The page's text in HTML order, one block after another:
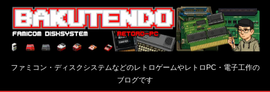
ファミコン・ディスクシステムなどのレトロゲームやレトロPC・電子工作の
ブログです